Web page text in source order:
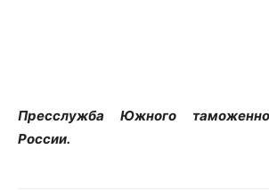
Пресслужба Южного
России.